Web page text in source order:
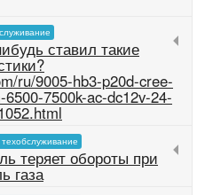
ставил такие
ru/9005-hb3-p20d-cree-
7500k-ac-dc12v-24-
теряет обороты при
газа